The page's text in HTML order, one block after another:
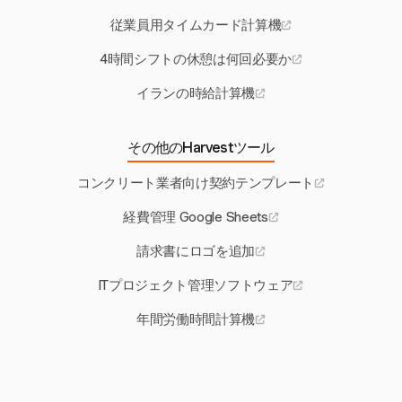
従業員用タイムカード計算機
4時間シフトの休憩は何回必要か
イランの時給計算機
その他のHarvestツール
コンクリート業者向け契約テンプレート
経費管理 Google Sheets
請求書にロゴを追加
ITプロジェクト管理ソフトウェア
年間労働時間計算機